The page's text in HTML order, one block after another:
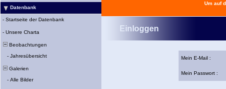
Datenbank
- Startseite der Datenbank
- Unsere Charta
Beobachtungen
- Jahresübersicht
Galerien
- Alle Bilder
Um auf
Einloggen
Mein E-Mail :
Mein Passwort :